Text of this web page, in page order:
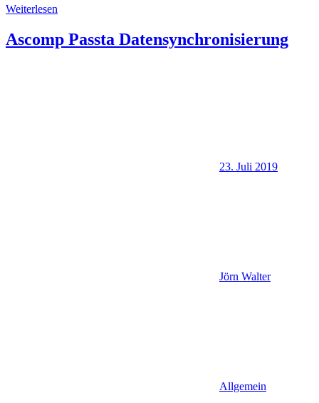
Weiterlesen
Ascomp Passta Datensynchronisierung
23. Juli 2019
Jörn Walter
Allgemein